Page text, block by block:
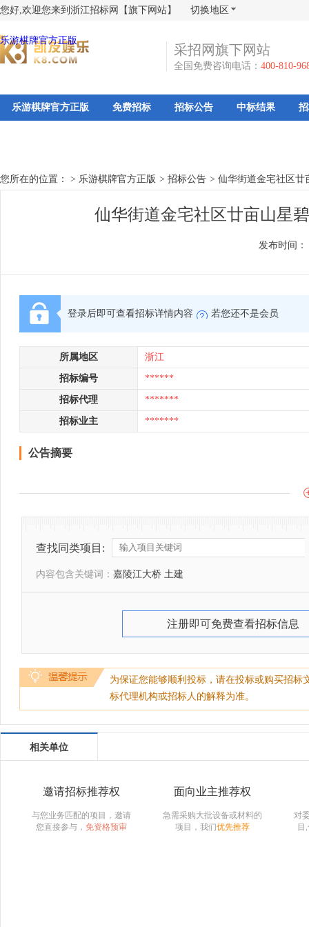
您好,欢迎您来到浙江招标网【旗下网站】 切换地区
乐游棋牌官方正版
采招网旗下网站
全国免费咨询电话： 400-810-
乐游棋牌官方正版 免费招标 招标公告 中标结果
您所在的位置： > 乐游棋牌官方正版 > 招标公告 > 仙华街道金宅社区廿
仙华街道金宅社区廿亩山星
发布时间：
登录后即可查看招标详情内容 若您还不是会员
所属地区 浙江
招标编号 ******
招标代理 *******
招标业主 *******
公告摘要
查找同类项目:
内容包含关键词： 嘉陵江大桥 土建
注册即可免费查看招标信息
为保证您能够顺利投标，请在投标或购买招
标代理机构或招标人的解释为准。
相关单位
邀请招标推荐权
与您业务匹配的项目，邀请
您直接参与， 免资格预审
面向业主推荐权
急需采购大批设备或材料的
项目，我们优先推荐
对
目